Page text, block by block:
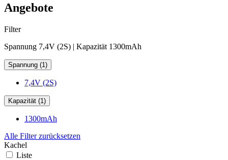
Angebote
Filter
Spannung 7,4V (2S) | Kapazität 1300mAh
Spannung (1)
7,4V (2S)
Kapazität (1)
1300mAh
Alle Filter zurücksetzen
Kachel
Liste